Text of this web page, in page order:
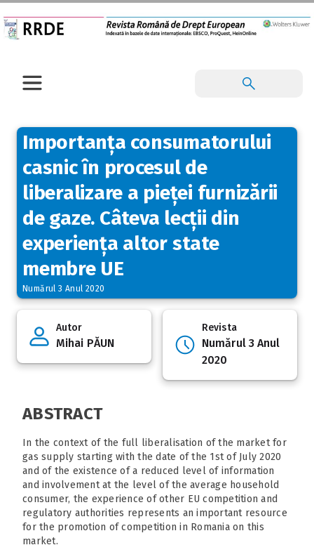
Importanța consumatorului
casnic în procesul de
liberalizare a pieței furnizării
de gaze. Câteva lecții din
experiența altor state
membre UE
Numărul 3 Anul 2020
Autor
Mihai PĂUN
Revista
Numărul 3 Anul
2020
ABSTRACT
In the context of the full liberalisation of the market for
gas supply starting with the date of the 1st of July 2020
and of the existence of a reduced level of information
and involvement at the level of the average household
consumer, the experience of other EU competition and
regulatory authorities represents an important resource
for the promotion of competition in Romania on this
market.